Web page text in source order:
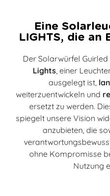
Eine
LIGHTS, die an
Der Solarwürfel
Lights, einer
ausgelegt ist,
weiterzuentwickeln und
ersetzt zu werden.
spiegelt unsere Vision
anzubieten, die
ohne Kompromisse
Nutzung